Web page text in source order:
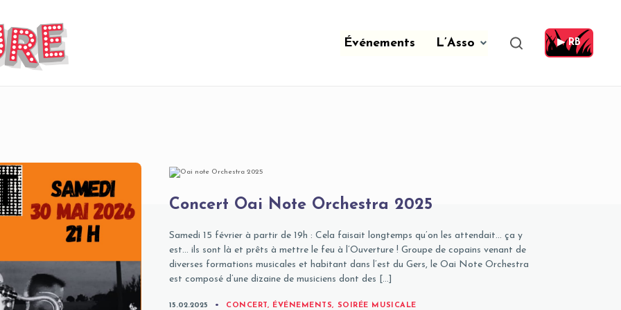
Événements L’Asso ▶ RB
Concert Oai Note Orchestra 2025
Samedi 15 février à partir de 19h : Cela faisait longtemps qu’on les attendait… ça y
est… ils sont là et prêts à mettre le feu à l’Ouverture ! Groupe de copains venant de
diverses formations musicales et habitant dans l’est du Gers, le Oai Note Orchestra
est composé d’une dizaine de musiciens dont des […]
15.02.2025 CATEGORIES
CONCERT, ÉVÉNEMENTS, SOIRÉE MUSICALE